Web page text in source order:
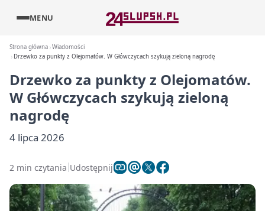
MENU
Strona główna Wiadomości
Drzewko za punkty z Olejomatów. W Główczycach szykują zieloną nagrodę
Drzewko za punkty z Olejomatów.
W Główczycach szykują zieloną
nagrodę
4 lipca 2026
2 min czytania Udostępnij